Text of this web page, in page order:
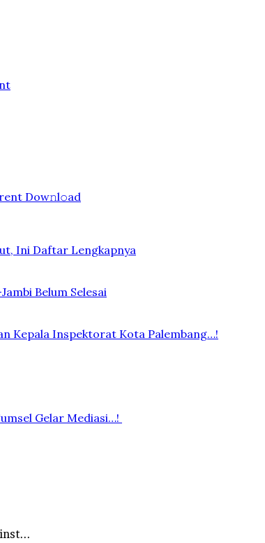
Dow𝚗l𝚘аd
Ini Daftar Lengkapnya
Belum Selesai
Kepala Inspektorat Kota Palembang…!
Gelar Mediasi…!